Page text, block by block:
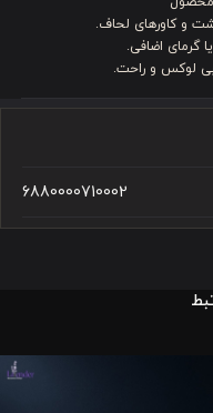
و کاورهای لحاف.
گرمای اضافی.
لوکس و راحت.
6880000710002